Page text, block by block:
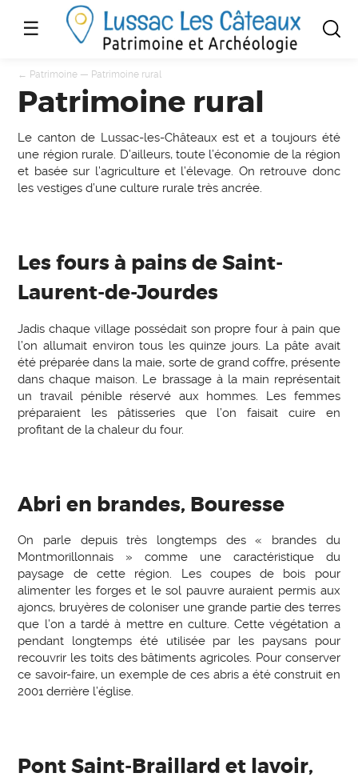
☰
← Patrimoine — Patrimoine rural
Patrimoine rural
Le canton de Lussac-les-Châteaux est et a toujours été
une région rurale. D’ailleurs, toute l’économie de la région
et basée sur l’agriculture et l’élevage. On retrouve donc
les vestiges d’une culture rurale très ancrée.
Les fours à pains de Saint-
Laurent-de-Jourdes
Jadis chaque village possédait son propre four à pain que
l’on allumait environ tous les quinze jours. La pâte avait
été préparée dans la maie, sorte de grand coffre, présente
dans chaque maison. Le brassage à la main représentait
un travail pénible réservé aux hommes. Les femmes
préparaient les pâtisseries que l’on faisait cuire en
profitant de la chaleur du four.
Abri en brandes, Bouresse
On parle depuis très longtemps des « brandes du
Montmorillonnais » comme une caractéristique du
paysage de cette région. Les coupes de bois pour
alimenter les forges et le sol pauvre auraient permis aux
ajoncs, bruyères de coloniser une grande partie des terres
que l’on a tardé à mettre en culture. Cette végétation a
pendant longtemps été utilisée par les paysans pour
recouvrir les toits des bâtiments agricoles. Pour conserver
ce savoir-faire, un exemple de ces abris a été construit en
2001 derrière l’église.
Pont Saint-Braillard et lavoir,